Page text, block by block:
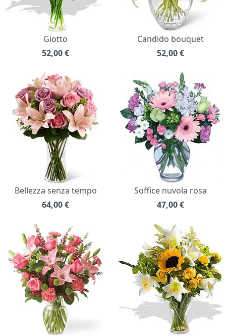
Giotto
52,00€
Candido bouquet
52,00€
Bellezza senza tempo
64,00€
Soffice nuvola rosa
47,00€